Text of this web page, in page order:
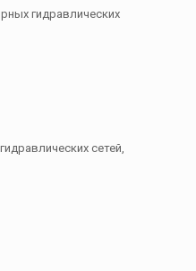
гидравлических
сетей,